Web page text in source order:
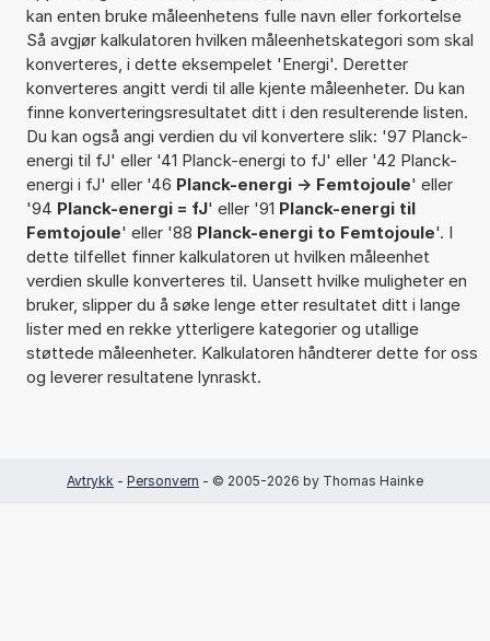
kan enten bruke måleenhetens fulle navn eller forkortelse
Så avgjør kalkulatoren hvilken måleenhetskategori som skal
konverteres, i dette eksempelet 'Energi'. Deretter
konverteres angitt verdi til alle kjente måleenheter. Du kan
finne konverteringsresultatet ditt i den resulterende listen.
Du kan også angi verdien du vil konvertere slik: '97 Planck-
energi til fJ' eller '41 Planck-energi to fJ' eller '42 Planck-
energi i fJ' eller '46 Planck-energi -> Femtojoule' eller
'94 Planck-energi = fJ' eller '91 Planck-energi til
Femtojoule' eller '88 Planck-energi to Femtojoule'. I
dette tilfellet finner kalkulatoren ut hvilken måleenhet
verdien skulle konverteres til. Uansett hvilke muligheter en
bruker, slipper du å søke lenge etter resultatet ditt i lange
lister med en rekke ytterligere kategorier og utallige
støttede måleenheter. Kalkulatoren håndterer dette for oss
og leverer resultatene lynraskt.
Avtrykk - Personvern - © 2005-2026 by Thomas Hainke